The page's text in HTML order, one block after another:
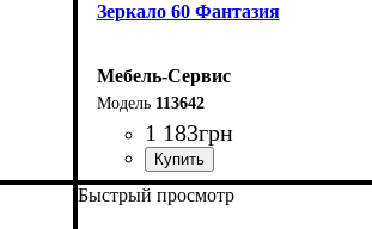
Зеркало 60 Фантазия
Мебель-Сервис
113642
1 183грн
Быстрый просмотр